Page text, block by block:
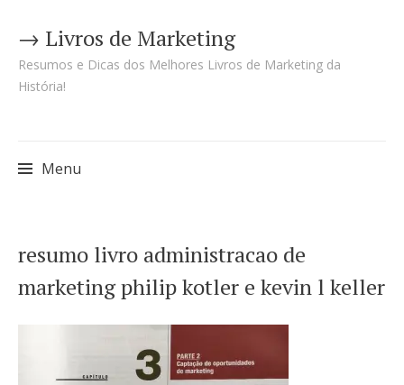
→ Livros de Marketing
Resumos e Dicas dos Melhores Livros de Marketing da
História!
Menu
para
o
conteúdo
resumo livro administracao de
marketing philip kotler e kevin l keller